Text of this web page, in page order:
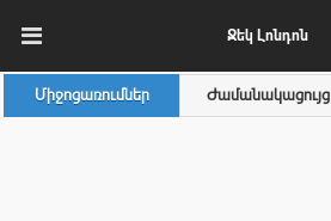
Ջեկ Լոնդոն
Միջոցառումներ Ժամանակացույց